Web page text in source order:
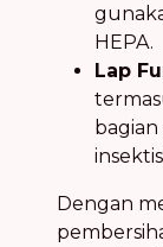
HEPA.
Lap
Dengan